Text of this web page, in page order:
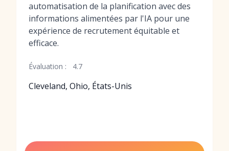
automatisation de la planification avec des
informations alimentées par l'IA pour une
expérience de recrutement équitable et
efficace.
Évaluation : 4.7
Cleveland, Ohio, États-Unis